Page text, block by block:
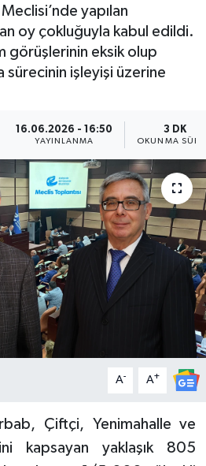
yapılan
oy çokluğuyla kabul edildi.
görüşlerinin eksik olup
sürecinin işleyişi üzerine
16.06.2026 - 16:50
YAYINLANMA
3 DK
OKUNMA
A- A+
Çiftçi, Yenimahalle ve
kapsayan yaklaşık 805